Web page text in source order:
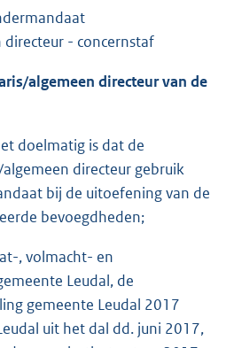
directeur - concernstaf
algemeen directeur van de
doelmatig is dat de
directeur gebruik
bij de uitoefening van de
bevoegdheden;
, volmacht- en
Leudal, de
gemeente Leudal 2017
uit het dal dd. juni 2017,